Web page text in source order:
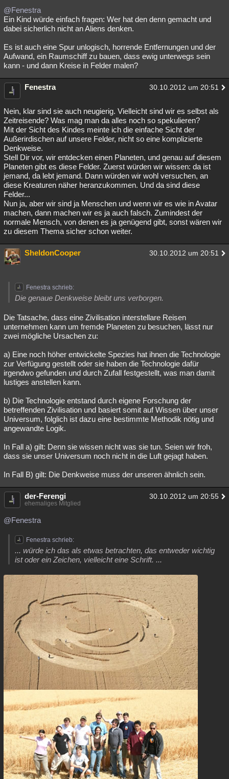
@Fenestra
Ein Kind würde einfach fragen: Wer hat den denn gemacht und
dabei sicherlich nicht an Aliens denken.
Es ist auch eine Spur unlogisch, horrende Entfernungen und der
Aufwand, ein Raumschiff zu bauen, dass ewig unterwegs sein
kann - und dann Kreise in Felder malen?
Fenestra 30.10.2012 um 20:51
Nein, klar sind sie auch neugierig. Vielleicht sind wir es selbst als
Zeitreisende? Was mag man da alles noch so spekulieren?
Mit der Sicht des Kindes meinte ich die einfache Sicht der
Außerirdischen auf unsere Felder, nicht so eine komplizierte
Denkweise.
Stell Dir vor, wir entdecken einen Planeten, und genau auf diesem
Planeten gibt es diese Felder. Zuerst würden wir wissen: da ist
jemand, da lebt jemand. Dann würden wir wohl versuchen, an
diese Kreaturen näher heranzukommen. Und da sind diese
Felder...
Nun ja, aber wir sind ja Menschen und wenn wir es wie in Avatar
machen, dann machen wir es ja auch falsch. Zumindest der
normale Mensch, von denen es ja genügend gibt, sonst wären wir
zu diesem Thema sicher schon weiter.
SheldonCooper 30.10.2012 um 20:51
Fenestra schrieb:
Die genaue Denkweise bleibt uns verborgen.
Die Tatsache, dass eine Zivilisation interstellare Reisen
unternehmen kann um fremde Planeten zu besuchen, lässt nur
zwei mögliche Ursachen zu:
a) Eine noch höher entwickelte Spezies hat ihnen die Technologie
zur Verfügung gestellt oder sie haben die Technologie dafür
irgendwo gefunden und durch Zufall festgestellt, was man damit
lustiges anstellen kann.
b) Die Technologie entstand durch eigene Forschung der
betreffenden Zivilisation und basiert somit auf Wissen über unser
Universum, folglich ist dazu eine bestimmte Methodik nötig und
angewandte Logik.
In Fall a) gilt: Denn sie wissen nicht was sie tun. Seien wir froh,
dass sie unser Universum noch nicht in die Luft gejagt haben.
In Fall B) gilt: Die Denkweise muss der unseren ähnlich sein.
der-Ferengi 30.10.2012 um 20:55
ehemaliges Mitglied
@Fenestra
Fenestra schrieb:
... würde ich das als etwas betrachten, das entweder wichtig
ist oder ein Zeichen, vielleicht eine Schrift. ...